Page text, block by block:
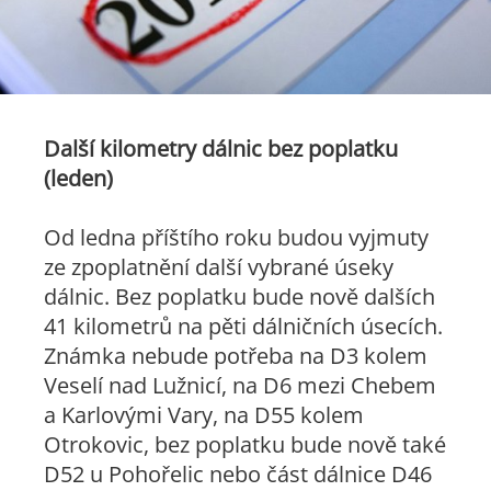
Další kilometry dálnic bez poplatku
(leden)
Od ledna příštího roku budou vyjmuty
ze zpoplatnění další vybrané úseky
dálnic. Bez poplatku bude nově dalších
41 kilometrů na pěti dálničních úsecích.
Známka nebude potřeba na D3 kolem
Veselí nad Lužnicí, na D6 mezi Chebem
a Karlovými Vary, na D55 kolem
Otrokovic, bez poplatku bude nově také
D52 u Pohořelic nebo část dálnice D46